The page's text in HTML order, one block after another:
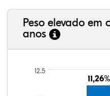
Peso elevado em
anos
11,26%
11,26%
12.5